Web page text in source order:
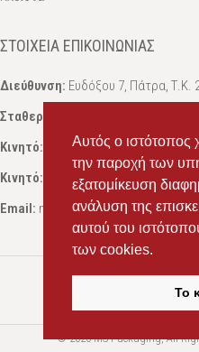
Αυτός ο ιστότοπος
την παροχή των
εξατομίκευση
ανάλυση της
αυτού του
των cookies.
Το
ΣΤΟΙΧΕΊΑ ΕΠΙΚΟΙΝΩΝΊΑΣ
Διεύθυνση: Ευδόξου 7, Πάτρα, Τ.Κ.
Σταθερό:
Κινητό:
69434 75072 , Σαλπόγλου
Κινητό:
6946 504787, Σαλπόγλου
Email: ms.packst1@gmail.com
© 2020 MS Packaging, All